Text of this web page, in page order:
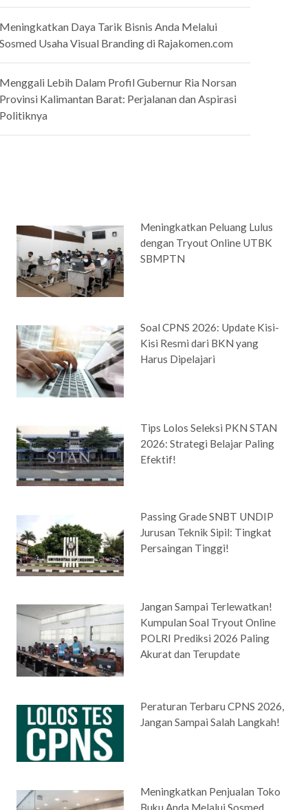
Daya Tarik Bisnis Anda Melalui
Usaha Visual Branding di Rajakomen.com
Lebih Dalam Profil Gubernur Ria Norsan
Kalimantan Barat: Perjalanan dan Aspirasi
Meningkatkan Peluang Lulus
dengan Tryout Online UTBK
SBMPTN
Soal CPNS 2026: Update Kisi-
Kisi Resmi dari BKN yang
Harus Dipelajari
Tips Lolos Seleksi PKN STAN
2026: Strategi Belajar Paling
Efektif!
Passing Grade SNBT UNDIP
Jurusan Teknik Sipil: Tingkat
Persaingan Tinggi!
Jangan Sampai Terlewatkan!
Kumpulan Soal Tryout Online
POLRI Prediksi 2026 Paling
Akurat dan Terupdate
Peraturan Terbaru CPNS 2026,
Jangan Sampai Salah Langkah!
Meningkatkan Penjualan Toko
Buku Anda Melalui Sosmed